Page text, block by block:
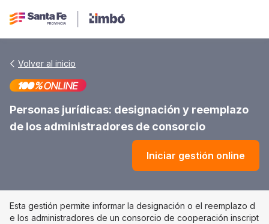
Volver al inicio
Personas jurídicas: designación y reemplazo
de los administradores de consorcio
Iniciar gestión online
Esta gestión permite informar la designación o el reemplazo d
e los administradores de un consorcio de cooperación inscript